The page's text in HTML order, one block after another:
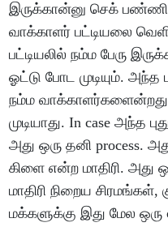
இருக்கான்னு செக் பண்ணி
வாக்காளர் பட்டியலை
பட்டியலில் நம்ம பேரு
ஓட்டு போட முடியும். அந்த
நம்ம வாக்காளர்களைன்றது
முடியாது. In case அந்த
அது ஒரு தனி process.
கிளை என்ற மாதிரி. அது
மாதிரி நிறைய
மக்களுக்கு இது மேல ஒரு